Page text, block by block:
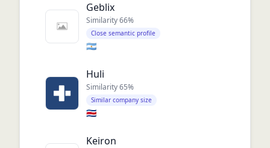
Geblix
Similarity66%
Close semantic profile
🇦🇷
Huli
Similarity65%
Similar company size
🇨🇷
Keiron